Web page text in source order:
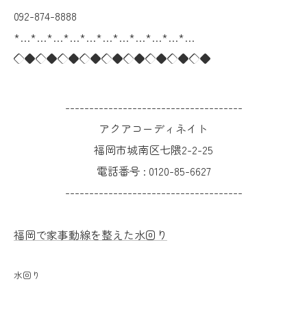
092-874-8888
*…*…*…*…*…*…*…*…*…*…*…
◇◆◇◆◇◆◇◆◇◆◇◆◇◆◇◆◇◆
-------------------------------------
アクアコーディネイト
福岡市城南区七隈2-2-25
電話番号 : 0120-85-6627
-------------------------------------
福岡で家事動線を整えた水回り
水回り